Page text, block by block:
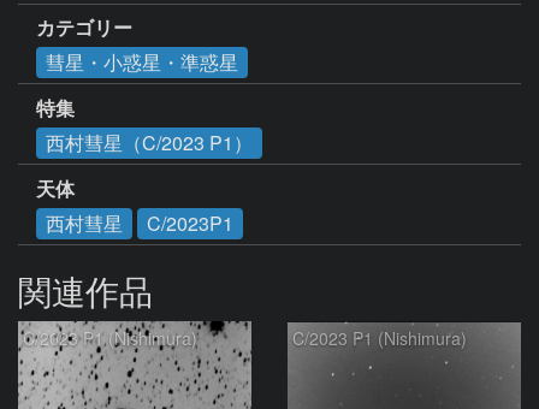
カテゴリー
彗星・小惑星・準惑星
特集
西村彗星（C/2023 P1）
天体
西村彗星
C/2023P1
関連作品
C/2023 P1 (Nishimura) C/2023 P1 (Nishimura)